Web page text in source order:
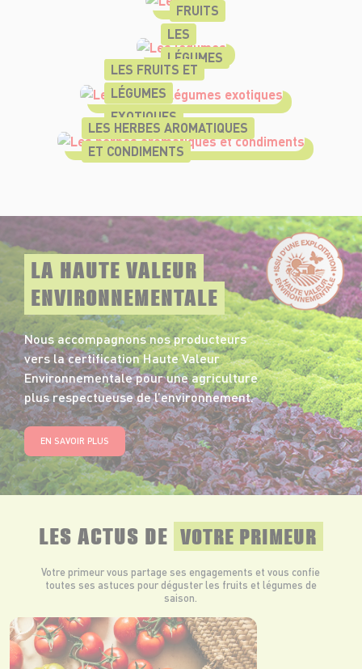
FRUITS
LES
LÉGUMES
LES FRUITS ET
LÉGUMES
EXOTIQUES
LES HERBES AROMATIQUES
ET CONDIMENTS
LA HAUTE VALEUR
ENVIRONNEMENTALE
Nous accompagnons nos producteurs
vers la certification Haute Valeur
Environnementale pour une agriculture
plus respectueuse de l’environnement.
EN SAVOIR PLUS
LES ACTUS DE VOTRE PRIMEUR
Votre primeur vous partage ses engagements et vous confie
toutes ses astuces pour déguster les fruits et légumes de
saison.